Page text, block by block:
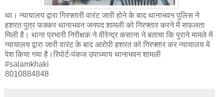
था। न्यायालय द्वारा गिरफ्तारी वारंट जारी होने के बाद थानाभवन पुलिस ने
हशरत पुत्र फक्कर थानाभवन जनपद शामली को गिरफ्तार करने में सफलता
मिली है। थाना प्रभारी निरीक्षक ने वीरेन्द्र कसाना ने बताया कि पुराने मामले में
न्यायालय द्वारा जारी वारंट के बाद आरोपी हशरत को गिरफ्तार कर न्यायालय में
पेश किया गया है।रिपोर्ट-पंकज उपाध्याय थानाभवन शामली
#salamkhaki
8010884848